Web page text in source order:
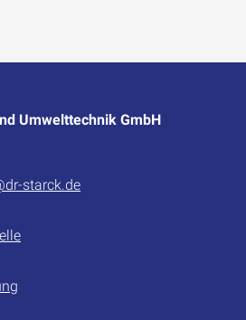
Umwelttechnik GmbH
starck.de